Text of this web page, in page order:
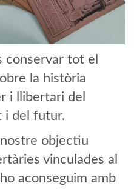
conservar tot el
la història
i llibertari del
i del futur.
objectiu
vinculades al
aconseguim amb